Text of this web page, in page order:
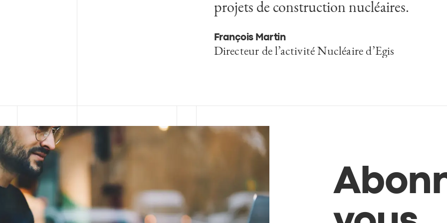
projets de construction nucléaires.
François Martin
Directeur de l’activité Nucléaire d’Egis